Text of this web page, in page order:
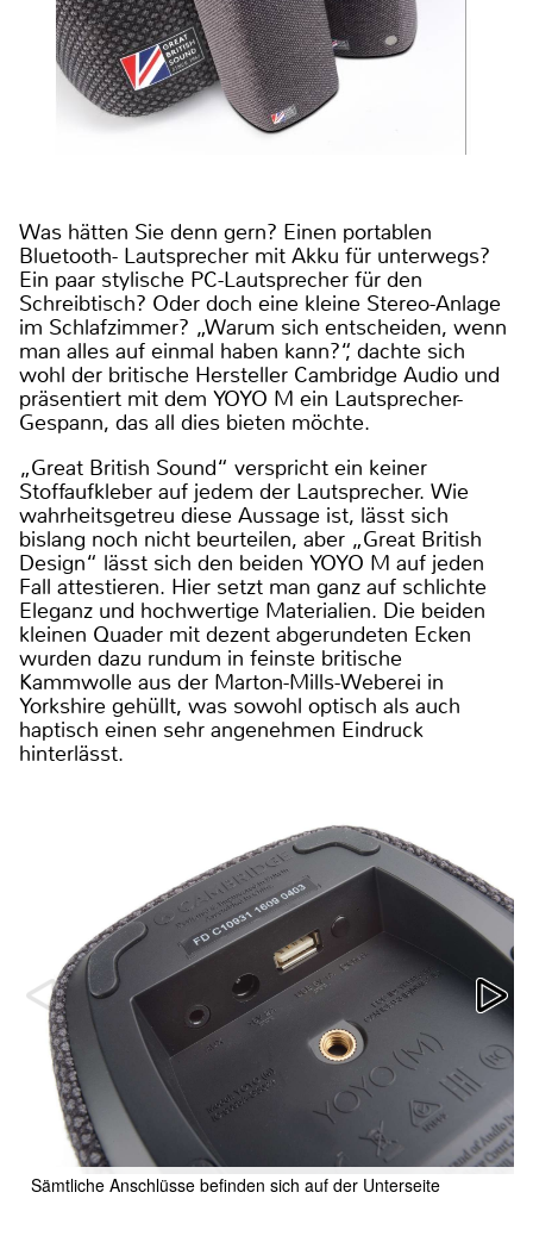
Was hätten Sie denn gern? Einen portablen
Bluetooth- Lautsprecher mit Akku für unterwegs?
Ein paar stylische PC-Lautsprecher für den
Schreibtisch? Oder doch eine kleine Stereo-Anlage
im Schlafzimmer? „Warum sich entscheiden, wenn
man alles auf einmal haben kann?“, dachte sich
wohl der britische Hersteller Cambridge Audio und
präsentiert mit dem YOYO M ein Lautsprecher-
Gespann, das all dies bieten möchte.
„Great British Sound“ verspricht ein keiner
Stoffaufkleber auf jedem der Lautsprecher. Wie
wahrheitsgetreu diese Aussage ist, lässt sich
bislang noch nicht beurteilen, aber „Great British
Design“ lässt sich den beiden YOYO M auf jeden
Fall attestieren. Hier setzt man ganz auf schlichte
Eleganz und hochwertige Materialien. Die beiden
kleinen Quader mit dezent abgerundeten Ecken
wurden dazu rundum in feinste britische
Kammwolle aus der Marton-Mills-Weberei in
Yorkshire gehüllt, was sowohl optisch als auch
haptisch einen sehr angenehmen Eindruck
hinterlässt.
Sämtliche Anschlüsse befinden sich auf der Unterseite